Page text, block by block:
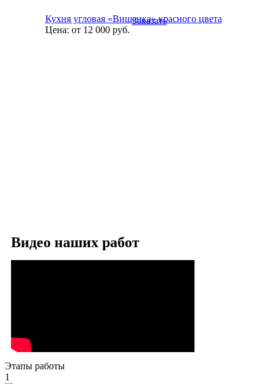
Кухня угловая «Вишенка» красного цвета
Цена: от 12 000руб.
Заказать
Видео наших работ
Этапы работы
1